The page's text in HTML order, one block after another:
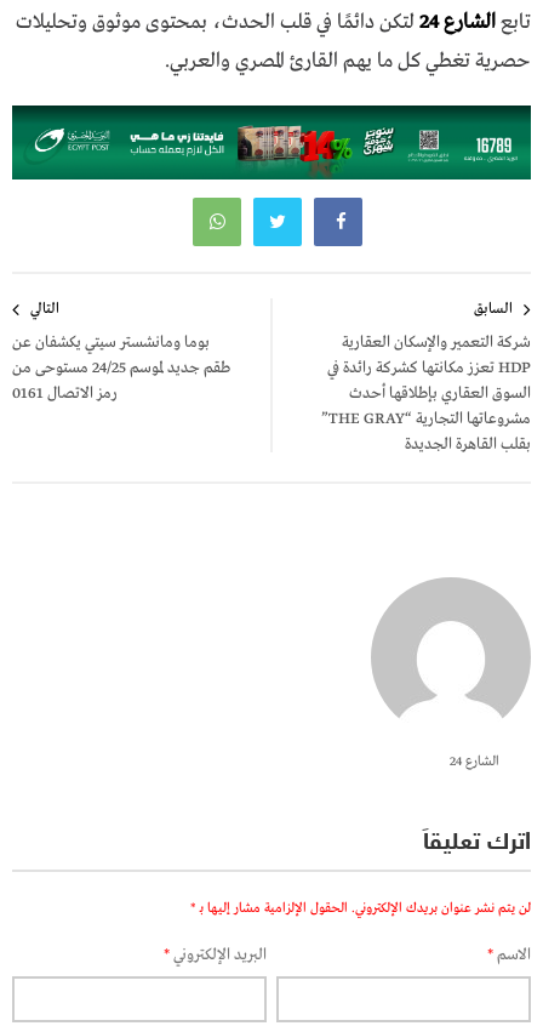
تابعالشارع 24
لتكن دائمًا في قلب الحدث، بمحتوى موثوق وتحليلات
حصرية تغطي كل ما يهم القارئ المصري والعربي.
المقالات
السابق
شركة التعمير والإسكان العقارية
HDP تعزز مكانتها كشركة رائدة في
السوق العقاري بإطلاقها أحدث
مشروعاتها التجارية “THE GRAY”
بقلب القاهرة الجديدة
التالي
بوما ومانشستر سيتي يكشفان عن
طقم جديد لموسم 24/25 مستوحى من
رمز الاتصال 0161
الشارع 24
اترك تعليقاً
لن يتم نشر عنوان بريدك الإلكتروني. الحقول الإلزامية مشار إليها بـ *
الاسم* البريد الإلكتروني*